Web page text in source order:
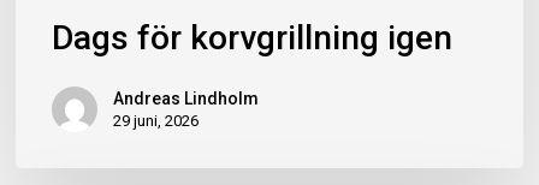
Dags för korvgrillning igen
Andreas Lindholm
29 juni, 2026